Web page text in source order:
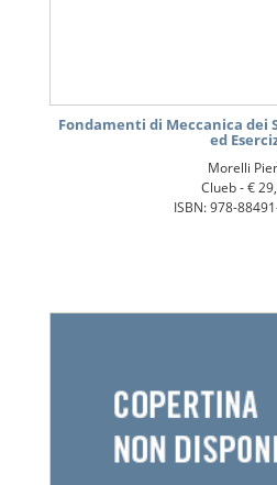
Fondamenti di Meccanica dei
ed
Morelli
Clueb -€
ISBN: 978-